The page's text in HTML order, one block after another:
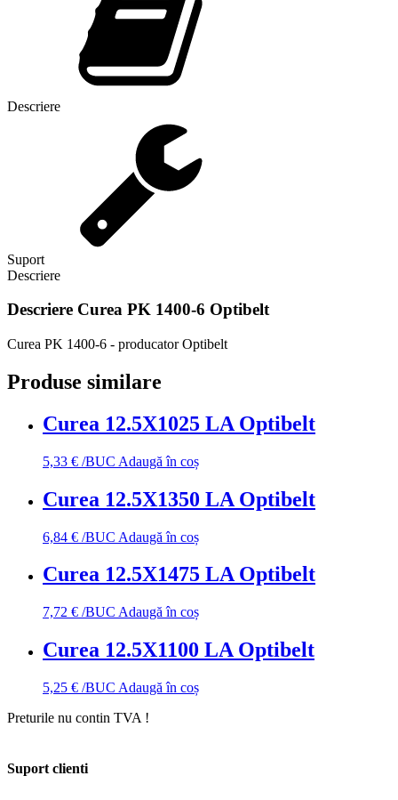
Descriere
Suport
Descriere
Descriere Curea PK 1400-6 Optibelt
Curea PK 1400-6 - producator Optibelt
Produse similare
Curea 12.5X1025 LA Optibelt
5,33 € /BUC Adaugă în coș
Curea 12.5X1350 LA Optibelt
6,84 € /BUC Adaugă în coș
Curea 12.5X1475 LA Optibelt
7,72 € /BUC Adaugă în coș
Curea 12.5X1100 LA Optibelt
5,25 € /BUC Adaugă în coș
Preturile nu contin TVA !
Suport clienti